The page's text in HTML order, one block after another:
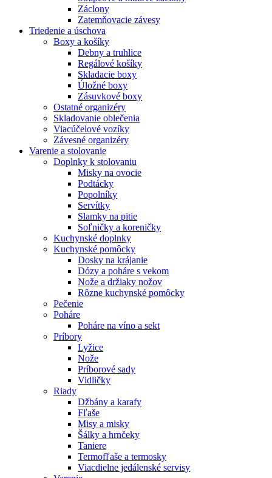
Záclony
Zatemňovacie závesy
Triedenie a úschova
Boxy a košíky
Debny a truhlice
Regálové košíky
Skladacie boxy
Úložné boxy
Zásuvkové boxy
Ostatné organizéry
Skladovanie oblečenia
Viacúčelové vozíky
Závesné organizéry
Varenie a stolovanie
Doplnky k stolovaniu
Misky na ovocie
Podtácky
Popolníky
Servítky
Slamky na pitie
Soľničky a koreničky
Kuchynské doplnky
Kuchynské pomôcky
Dosky na krájanie
Dózy a poháre s vekom
Nože a držiaky nožov
Rôzne kuchynské pomôcky
Pečenie
Poháre
Poháre na víno a sekt
Príbory
Lyžice
Nože
Príborové sady
Vidličky
Riady
Džbány a karafy
Fľaše
Misy a misky
Šálky a hrnčeky
Taniere
Termofľaše a termosky
Viacdielne jedálenské servisy